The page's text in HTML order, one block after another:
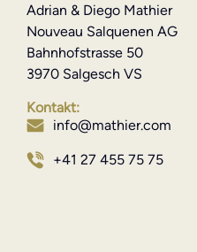
Adrian & Diego Mathier
Nouveau Salquenen AG
Bahnhofstrasse 50
3970 Salgesch VS
Kontakt:
info@mathier.com
+41 27 455 75 75